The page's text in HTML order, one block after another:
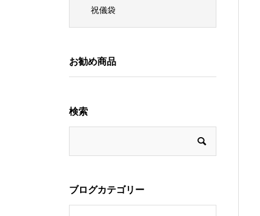
祝儀袋
お勧め商品
検索
ブログカテゴリー